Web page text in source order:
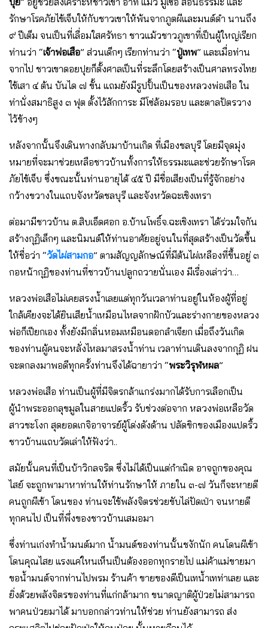
รักษาโรคภัยไข้เจ็บให้กับชาวเขาให้พ้นจากภูตผีและมนต์ดำ นานถึง
๙ ปีเต็ม จนเป็นที่เลื่อมใสศรัทธา ชาวแม้วชาวภูเขาที่เป็นผู้ใหญ่เรียก
ท่านว่า “เจ้าพ่อเสือ” ส่วนเด็กๆ เรียกท่านว่า “ปู่เทพ” และเมื่อท่าน
จากไป ชาวเขาดอยปุยก็ตั้งศาลเป็นที่ระลึกโดยสร้างเป็นศาลทรงไทย
ใช้เสา ๔ ต้น บันได ๗ ขั้น แถมยังมีรูปปั้นเป็นของหลวงพ่อเสือ ใน
ท่านั่งสมาธิสูง ๓ ฟุต ตั้งไว้สักการะ มีโซ่ล้อมรอบ และตาลปัตรวาง
ไว้ข้างๆ
หลังจากนั้นจึงเดินทางกลับมาบ้านเกิด ที่เมืองชลบุรี โดยมีจุดมุ่ง
หมายที่จะมาช่วยเหลือชาวบ้านทั้งการให้ธรรมะและช่วยรักษาโรค
ภัยไข้เจ็บ ซึ่งขณะนั้นท่านอายุได้ ๔๕ ปี มีชื่อเสียงเป็นที่รู้จักอย่าง
กว้างขวางในแถบจังหวัดชลบุรี และจังหวัดฉะเชิงเทรา
ต่อมามีชาวบ้าน ต.สิบเอ็ดศอก อ.บ้านโพธิ์จ.ฉะเชิงเทรา ได้ร่วมใจกัน
สร้างกุฏิเล็กๆ และนิมนต์ให้ท่านอาศัยอยู่จนในที่สุดสร้างเป็นวัดขึ้น
ให้ชื่อว่า “วัดไผ่สามกอ” ตามสัญญลักษณ์ที่มีต้นไผ่เหลืองที่ขึ้นอยู่ ๓
กอหน้ากุฏิของท่านที่ชาวบ้านปลูกถวายนั่นเอง มีเรื่องเล่าว่า…
หลวงพ่อเสือไม่เคยสรงน้ำเลยแต่ทุกวันเวลาท่านอยู่ในห้องผู้ที่อยู่
ใกล้เคียงจะได้ยินเสียน้ำเหมือนไหลจากฝักบัวและร่างกายของหลวง
พ่อก็เปียกเอง ทั้งยังมีกลิ่นหอมเหมือนดอกลำเจียก เมื่อถึงวันเกิด
ของท่านผู้คนจะหลั่งไหลมาสรงน้ำท่าน เวลาท่านเดินลงจากกุฏิ ฝน
จะตกลงมาพอดีทุกครั้งท่านจึงได้ฉายาว่า “พระวิรุฬหผล”
หลวงพ่อเสือ ท่านเป็นผู้ที่มีจิตรกล้าแกร่งมากได้รับการเลือกเป็น
ผู้นำพระออกลุขมูลในสายแปดริ้ว รับช่วงต่อจาก หลวงพ่อเหลือวัด
สาวชะโงก สุดยอดเกจิอาจารย์ผู้โด่งดังด้าน ปลัดขิกของเมืองแปดริ้ว
ชาวบ้านแถบวัดเล่าให้ฟังว่า..
สมัยนั้นคนที่เป็นบ้าวิกลจริต ซึ่งไม่ได้เป็นแต่กำเนิด อาจถูกของคุณ
ไสย์ จะถูกพามาหาท่านให้ท่านรักษาให้ ภายใน ๓-๗ วันก็จะหายดี
คนถูกผีเข้า โดนของ ท่านจะใช้พลังจิตรช่วยขับไล่ปัดเป่า จนหายดี
ทุกคนไป เป็นที่พึ่งของชาวบ้านเสมอมา
ซึ่งท่านเก่งทำน้ำมนต์มาก น้ำมนต์ของท่านนั้นชงักนัก คนโดนผีเข้า
โดนคุณไสย แรงแค่ใหนเห็นเป็นต้องออกทุกรายไป แม่ค้าแม่ขายมา
ขอน้ำมนต์จากท่านไปพรม ร้านค้า ขายของดีเป็นเทน้ำเทท่าเลย และ
ยิ่งด้วยพลังจิตรของท่านที่แก่กล้ามาก ขนาดญาติผู้ป่วยไม่สามารถ
พาคนป่วยมาได้ มาบอกกล่าวท่านให้ช่วย ท่านยังสามารถ ส่ง